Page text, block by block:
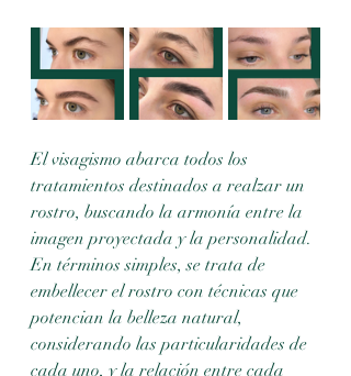
El visagismo abarca todos los
tratamientos destinados a realzar un
rostro, buscando la armonía entre la
imagen proyectada y la personalidad.
En términos simples, se trata de
embellecer el rostro con técnicas que
potencian la belleza natural,
considerando las particularidades de
cada uno, y la relación entre cada